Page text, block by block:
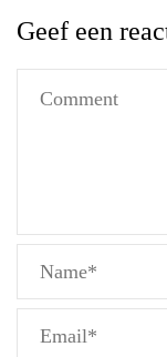
Geef een